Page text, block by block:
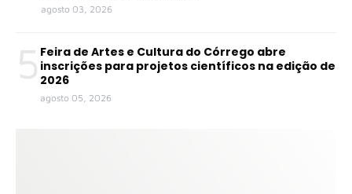
agosto 03, 2026
5 Feira de Artes e Cultura do Córrego abre
inscrições para projetos científicos na edição de
2026
agosto 05, 2026